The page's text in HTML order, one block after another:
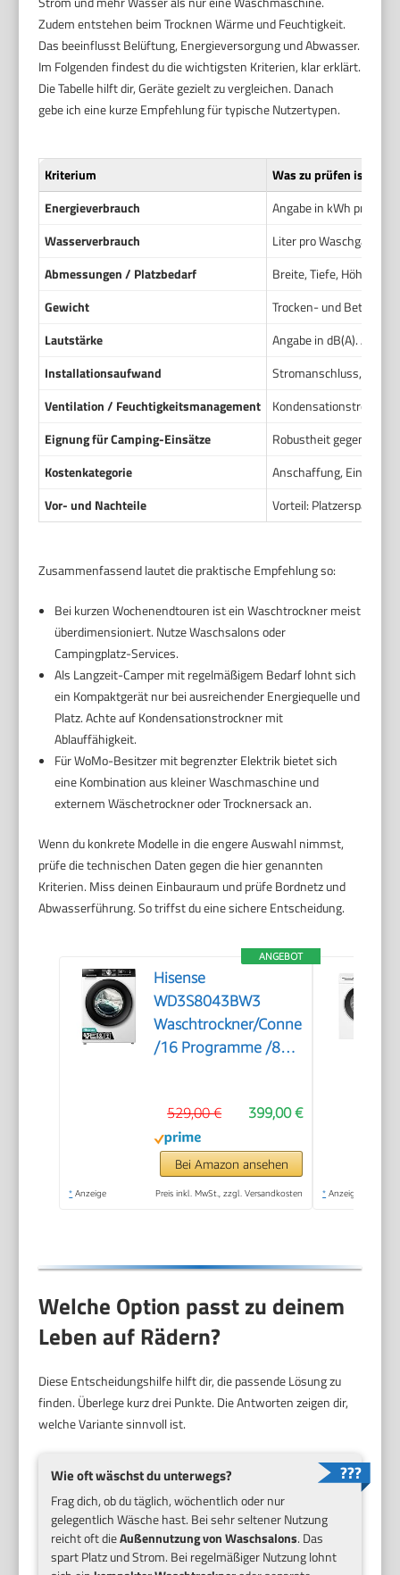
Zudem entstehen beim Trocknen Wärme und Feuchtigkeit.
Das beeinflusst Belüftung, Energieversorgung und Abwasser.
Im Folgenden findest du die wichtigsten Kriterien, klar erklärt.
Die Tabelle hilft dir, Geräte gezielt zu vergleichen. Danach
gebe ich eine kurze Empfehlung für typische Nutzertypen.
Kriterium
Was zu prüfen ist
Energieverbrauch
Angabe in kWh pro
Wasserverbrauch
Liter pro Waschgang.
Abmessungen / Platzbedarf
Breite, Tiefe, Höhe und
Gewicht
Trocken- und
Lautstärke
Angabe in dB(A). Auf
Installationsaufwand
Stromanschluss,
Ventilation / Feuchtigkeitsmanagement
Eignung für Camping-Einsätze
Robustheit gegen
Kostenkategorie
Anschaffung, Einbau
Vor- und Nachteile
Vorteil: Platzersparnis
Zusammenfassend lautet die praktische Empfehlung so:
Bei kurzen Wochenendtouren ist ein Waschtrockner meist
überdimensioniert. Nutze Waschsalons oder
Campingplatz-Services.
Als Langzeit-Camper mit regelmäßigem Bedarf lohnt sich
ein Kompaktgerät nur bei ausreichender Energiequelle und
Platz. Achte auf Kondensationstrockner mit
Ablauffähigkeit.
Für WoMo-Besitzer mit begrenzter Elektrik bietet sich
eine Kombination aus kleiner Waschmaschine und
externem Wäschetrockner oder Trocknersack an.
Wenn du konkrete Modelle in die engere Auswahl nimmst,
prüfe die technischen Daten gegen die hier genannten
Kriterien. Miss deinen Einbauraum und prüfe Bordnetz und
Abwasserführung. So triffst du eine sichere Entscheidung.
ANGEBOT
Hisense
WD3S8043BW3
Waschtrockner/ConnectLife
/16 Programme /8
Allergie
Program/Auto
Program/Eco
Wash/Steam
399,00 €
529,00 €
Bei Amazon ansehen
* Anzeige Preis inkl. MwSt., zzgl. Versandkosten * Anzeige
Welche Option passt zu deinem
Leben auf Rädern?
Diese Entscheidungshilfe hilft dir, die passende Lösung zu
finden. Überlege kurz drei Punkte. Die Antworten zeigen dir,
welche Variante sinnvoll ist.
Wie oft wäschst du unterwegs?
Frag dich, ob du täglich, wöchentlich oder nur
gelegentlich Wäsche hast. Bei sehr seltener Nutzung
reicht oft dieAußennutzung von Waschsalons. Das
spart Platz und Strom. Bei regelmäßiger Nutzung lohnt